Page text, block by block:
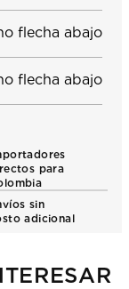
para
sin
adicional